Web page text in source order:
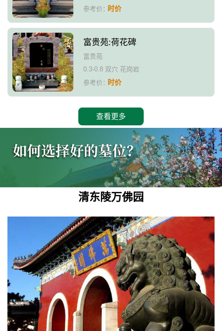
参考价：时价
富贵苑:荷花碑
富贵苑
0.3-0.8 双穴 花岗岩
参考价：时价
查看更多
清东陵万佛园